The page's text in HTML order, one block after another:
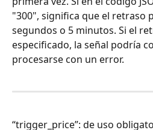
"300", significa que el retraso
segundos o 5 minutos. Si el
especificado, la señal podría
procesarse con un error.
“trigger_price”: de uso